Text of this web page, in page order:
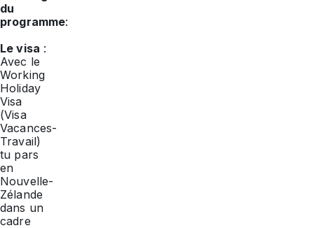
du
programme:
Le visa :
Avec le
Working
Holiday
Visa
(Visa
Vacances-
Travail)
tu pars
en
Nouvelle-
Zélande
dans un
cadre